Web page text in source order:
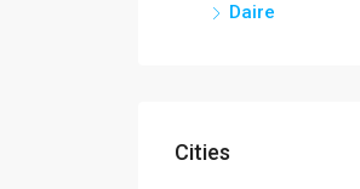
Daire
Cities